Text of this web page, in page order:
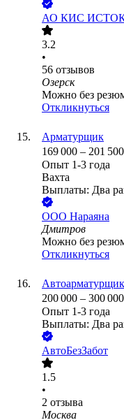
АО КИС
3.2
•
56 отзывов
Озерск
Можно без
Откликнуться
Арматурщик
169 000 – 201 500
Опыт 1-3 года
Вахта
Выплаты: Два
ООО Нараяна
Дмитров
Можно без
Откликнуться
200 000 – 300 000
Опыт 1-3 года
Выплаты: Два
АвтоБезЗабот
1.5
•
2 отзыва
Москва